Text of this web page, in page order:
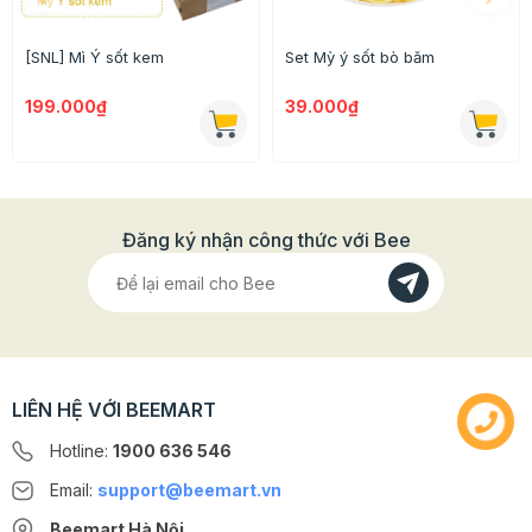
[SNL] Mì Ý sốt kem
199.000₫
Set Mỳ ý sốt bò băm
39.000₫
Đăng ký nhận công thức với Bee
LIÊN HỆ VỚI BEEMART
Hotline: 1900 636 546
Email: support@beemart.vn